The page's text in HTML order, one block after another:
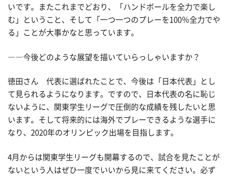
いです。またこれまでどおり、「ハンドボールを全力で楽し
む」ということ、そして「一つ一つのプレーを100％全力でや
る」ことが大事かなと思っています。
――今後どのような展望を描いていらっしゃいますか？
徳田さん 代表に選ばれたことで、今後は「日本代表」とし
て見られるようになります。ですので、日本代表の名に恥じ
ないように、関東学生リーグで圧倒的な成績を残したいと思
います。そして将来的には海外でプレーできるような選手に
なり、2020年のオリンピック出場を目指します。
4月からは関東学生リーグも開幕するので、試合を見たことが
ないという人はぜひ一度でいいから見に来てください。必ず